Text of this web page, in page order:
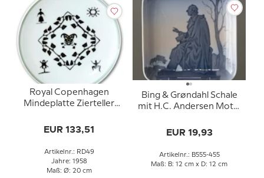
Royal Copenhagen
Mindeplatte Zierteller
Andersen
EUR 133,51
Artikelnr.: RD49
Jahre: 1958
Maß: Ø: 20 cm
Bing & Grøndahl Schale
mit H.C. Andersen Motiv
EUR 19,93
Artikelnr.: B555-455
Maß: B: 12 cm x D: 12 cm